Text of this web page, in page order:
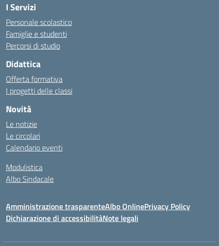
I Servizi
Personale scolastico
Famiglie e studenti
Percorsi di studio
Didattica
Offerta formativa
I progetti delle classi
Novità
Le notizie
Le circolari
Calendario eventi
Modulistica
Albo Sindacale
Amministrazione trasparenteAlbo OnlinePrivacy Policy
Dichiarazione di accessibilitàNote legali